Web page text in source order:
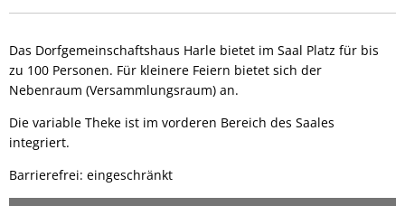
Das Dorfgemeinschaftshaus Harle bietet im Saal Platz für bis
zu 100 Personen. Für kleinere Feiern bietet sich der
Nebenraum (Versammlungsraum) an.
Die variable Theke ist im vorderen Bereich des Saales
integriert.
Barrierefrei: eingeschränkt